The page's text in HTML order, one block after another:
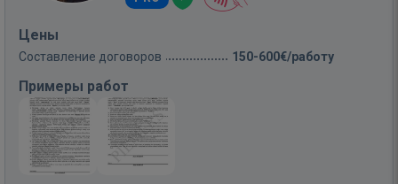
Цены
Составление договоров 150-600€/работу
Примеры работ